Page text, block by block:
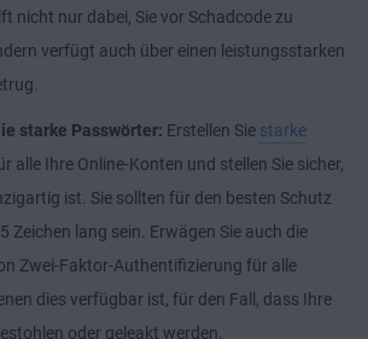
nicht nur dabei, Sie vor Schadcode zu
verfügt auch über einen leistungsstarken
starke Passwörter: Erstellen Sie starke
alle Ihre Online-Konten und stellen Sie sicher,
ist. Sie sollten für den besten Schutz
Zeichen lang sein. Erwägen Sie auch die
Zwei-Faktor-Authentifizierung für alle
dies verfügbar ist, für den Fall, dass Ihre
oder geleakt werden.